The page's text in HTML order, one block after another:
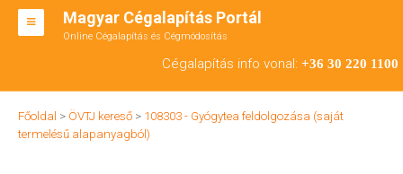
Magyar Cégalapítás Portál
Online Cégalapítás és Cégmódosítás
Cégalapítás info vonal: +36 30 220 1100
BT ALAPÍTÁS
RT ALAPÍTÁS
Főoldal > ÖVTJ kereső > 108303 - Gyógytea feldolgozása (saját
termelésű alapanyagból)